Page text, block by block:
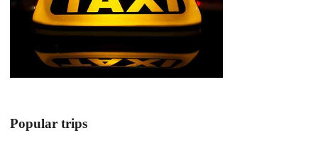
Popular trips